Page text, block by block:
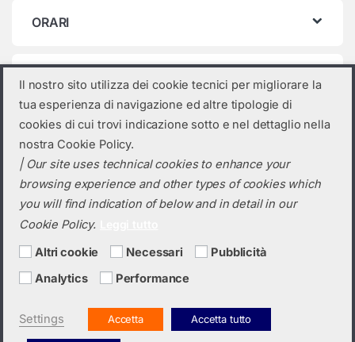
ORARI
Categorie prodotto
Seleziona una categoria
Hai bisogno di un preventivo?
+39 0423 6326
Il nostro sito utilizza dei cookie tecnici per migliorare la
tua esperienza di navigazione ed altre tipologie di
cookies di cui trovi indicazione sotto e nel dettaglio nella
nostra Cookie Policy.
| Our site uses technical cookies to enhance your
browsing experience and other types of cookies which
you will find indication of below and in detail in our
Cookie Policy.
Altri cookie Necessari
Pubblicità
Analytics
Performance
Settings Accetta Accetta tutto